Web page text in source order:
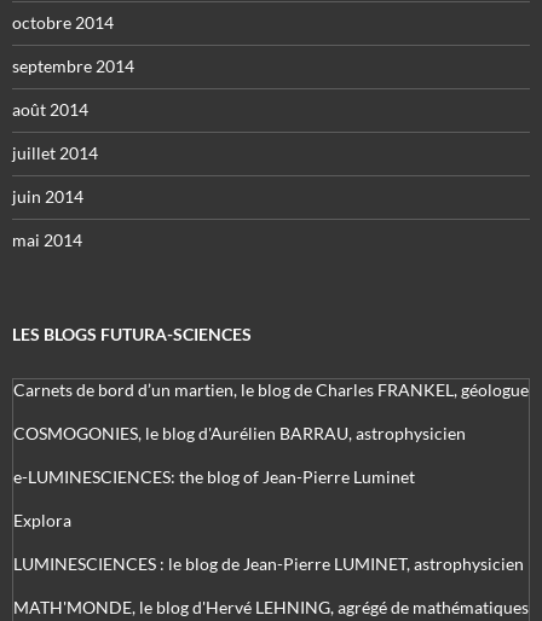
octobre 2014
septembre 2014
août 2014
juillet 2014
juin 2014
mai 2014
LES BLOGS FUTURA-SCIENCES
Carnets de bord d’un martien, le blog de Charles FRANKEL, géologue
COSMOGONIES, le blog d'Aurélien BARRAU, astrophysicien
e-LUMINESCIENCES: the blog of Jean-Pierre Luminet
Explora
LUMINESCIENCES : le blog de Jean-Pierre LUMINET, astrophysicien
MATH'MONDE, le blog d'Hervé LEHNING, agrégé de mathématiques